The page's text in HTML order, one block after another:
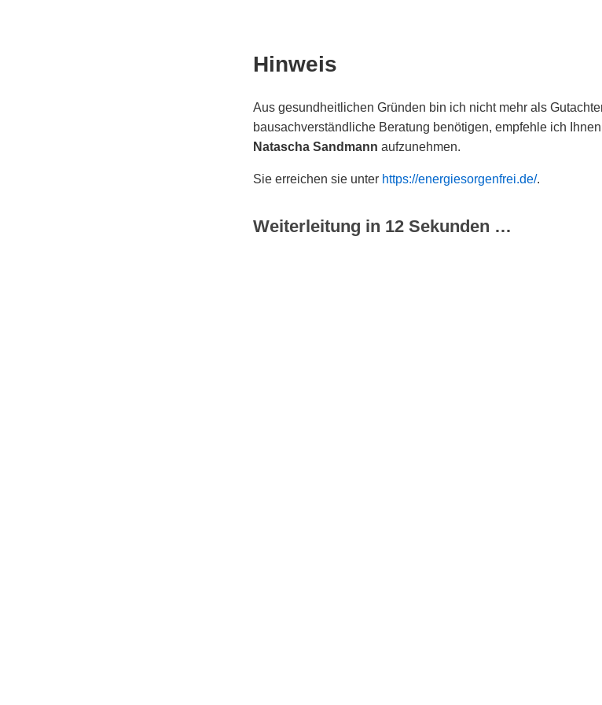
Hinweis
Aus gesundheitlichen Gründen bin ich nicht mehr als
bausachverständliche Beratung benötigen, empfehle ich
Natascha Sandmann aufzunehmen.
Sie erreichen sie unter https://energiesorgenfrei.de/.
Weiterleitung in 12 Sekunden …